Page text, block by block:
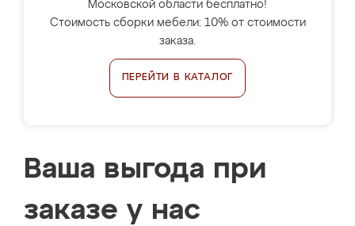
Московской области бесплатно!
Стоимость сборки мебели: 10% от стоимости
заказа.
ПЕРЕЙТИ В КАТАЛОГ
Ваша выгода при
заказе у нас